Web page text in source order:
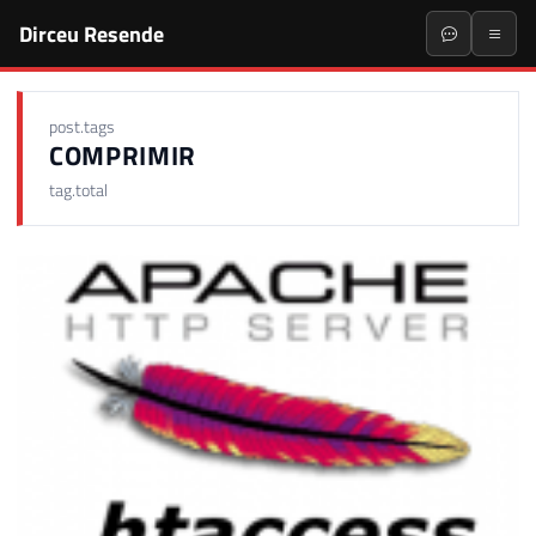
Dirceu Resende
post.tags
COMPRIMIR
tag.total